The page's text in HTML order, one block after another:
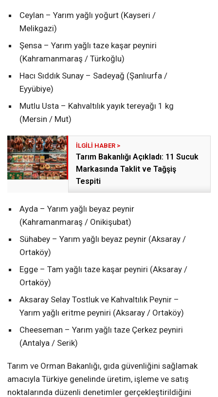
Ceylan – Yarım yağlı yoğurt (Kayseri /
Melikgazi)
Şensa – Yarım yağlı taze kaşar peyniri
(Kahramanmaraş / Türkoğlu)
Hacı Sıddık Sunay – Sadeyağ (Şanlıurfa /
Eyyübiye)
Mutlu Usta – Kahvaltılık yayık tereyağı 1 kg
(Mersin / Mut)
Tarım Bakanlığı Açıkladı: 11 Sucuk
Markasında Taklit ve Tağşiş
Tespiti
Ayda – Yarım yağlı beyaz peynir
(Kahramanmaraş / Onikişubat)
Sühabey – Yarım yağlı beyaz peynir (Aksaray /
Ortaköy)
Egge – Tam yağlı taze kaşar peyniri (Aksaray /
Ortaköy)
Aksaray Selay Tostluk ve Kahvaltılık Peynir –
Yarım yağlı eritme peyniri (Aksaray / Ortaköy)
Cheeseman – Yarım yağlı taze Çerkez peyniri
(Antalya / Serik)
Tarım ve Orman Bakanlığı, gıda güvenliğini sağlamak
amacıyla Türkiye genelinde üretim, işleme ve satış
noktalarında düzenli denetimler gerçekleştirildiğini